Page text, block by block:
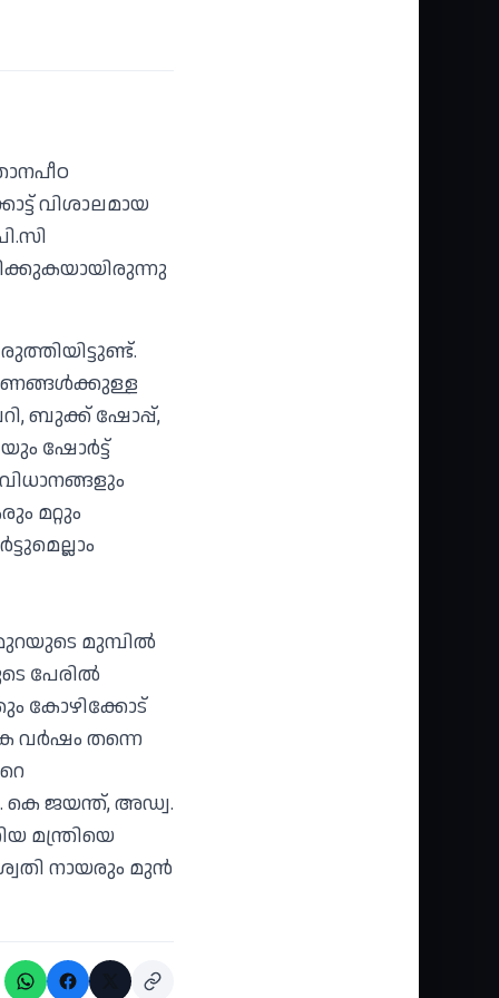
വിശാലമായ
ബുക്ക് ഷോപ്പ്,
ഷോര്‍ട്ട്
മറ്റും
മുമ്പില്‍
പേരില്‍
കോഴിക്കോട്
വര്‍ഷം തന്നെ
കെ ജയന്ത്, അഡ്വ.
മന്ത്രിയെ
നായരും മുന്‍